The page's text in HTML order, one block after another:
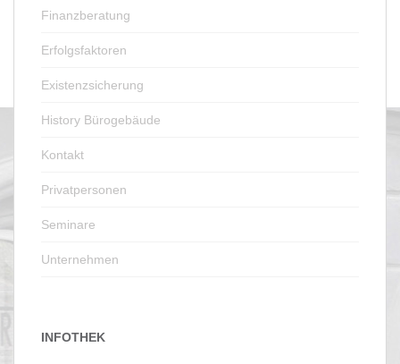
Finanzberatung
Erfolgsfaktoren
Existenzsicherung
History Bürogebäude
Kontakt
Privatpersonen
Seminare
Unternehmen
INFOTHEK